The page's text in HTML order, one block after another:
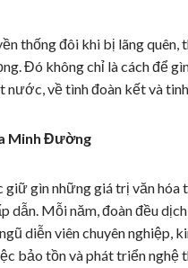
thống đôi khi bị lãng
Đó không chỉ là cách để
về tình đoàn kết và
Minh Đường
gìn những giá trị văn hóa
dẫn. Mỗi năm, đoàn đều
diễn viên chuyên nghiệp,
bảo tồn và phát triển nghệ